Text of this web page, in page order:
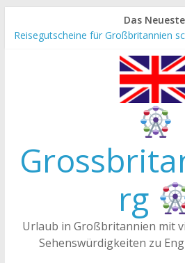
Inhalt
Das
Reisegutscheine für Großbritannien
Die Unterschiede zwischen
Großbritannien und England
Tea-Time – Was wird in
rg
Urlaub in Großbritannien mit
Sehenswürdigkeiten zu